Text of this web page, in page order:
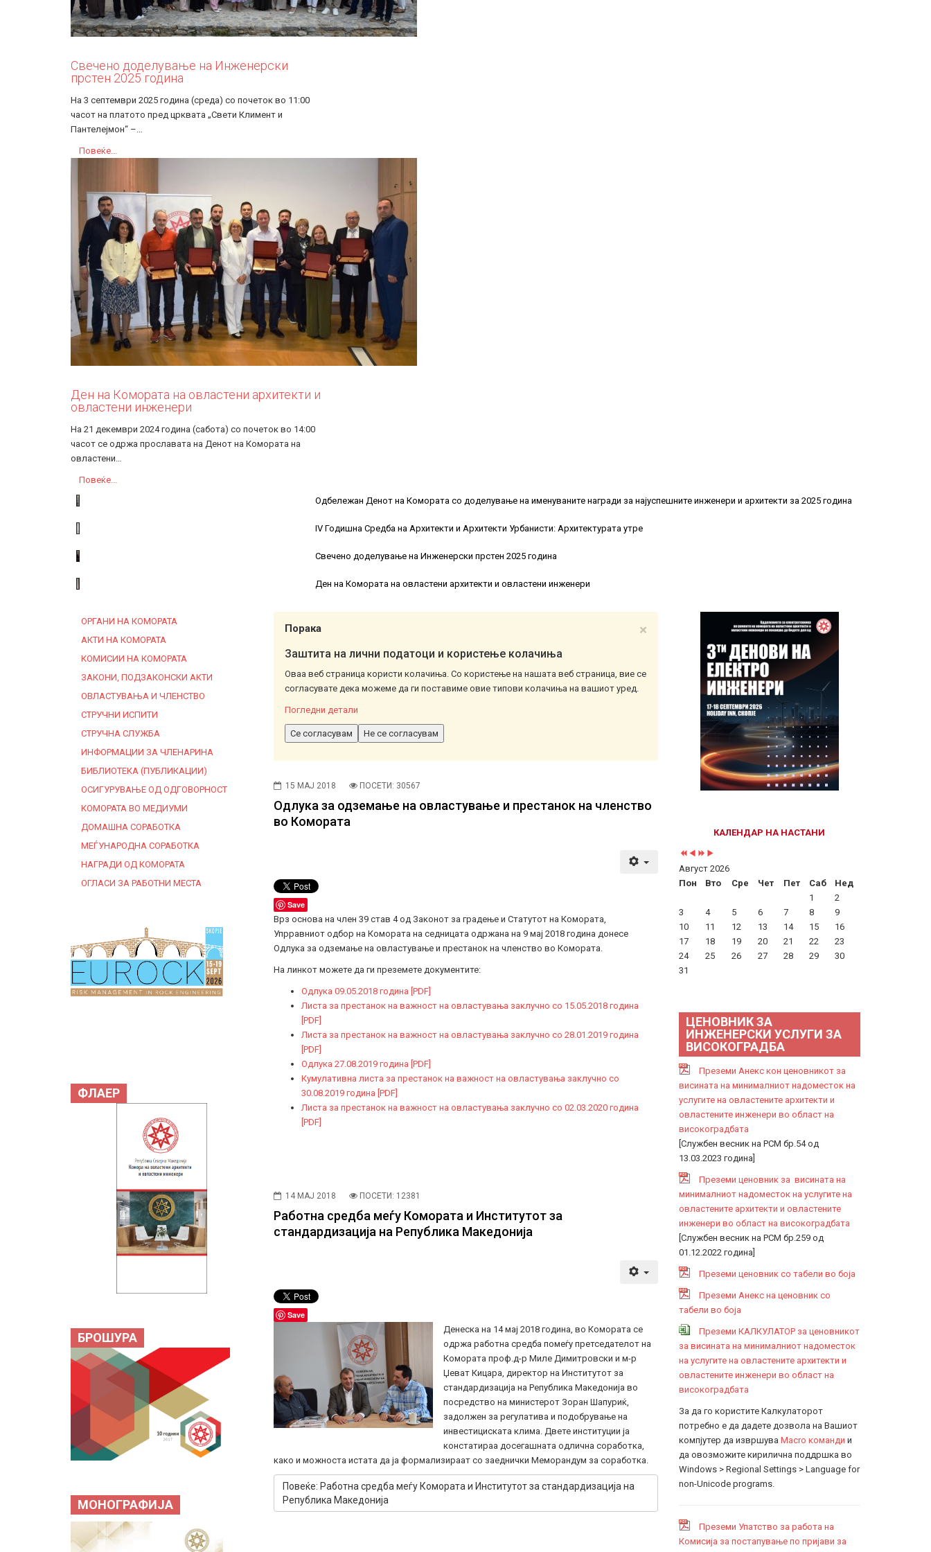
Свечено доделување на Инженерски
прстен 2025 година
На 3 септември 2025 година (среда) со почеток во 11:00
часот на платото пред црквата „Свети Климент и
Пантелејмон“ –…
Повеќе...
Ден на Комората на овластени архитекти и
овластени инженери
На 21 декември 2024 година (сабота) со почеток во 14:00
часот се одржа прославата на Денот на Комората на
овластени…
Повеќе...
Одбележан Денот на Комората со доделување на именуваните награди за најуспешните инженери и архитекти за 2025 година
IV Годишна Средба на Архитекти и Архитекти Урбанисти: Архитектурата утре
Свечено доделување на Инженерски прстен 2025 година
Ден на Комората на овластени архитекти и овластени инженери
ОРГАНИ НА КОМОРАТА
АКТИ НА КОМОРАТА
КОМИСИИ НА КОМОРАТА
ЗАКОНИ, ПОДЗАКОНСКИ АКТИ
ОВЛАСТУВАЊА И ЧЛЕНСТВО
СТРУЧНИ ИСПИТИ
СТРУЧНА СЛУЖБА
ИНФОРМАЦИИ ЗА ЧЛЕНАРИНА
БИБЛИОТЕКА (ПУБЛИКАЦИИ)
ОСИГУРУВАЊЕ ОД ОДГОВОРНОСТ
КОМОРАТА ВО МЕДИУМИ
ДОМАШНА СОРАБОТКА
МЕЃУНАРОДНА СОРАБОТКА
НАГРАДИ ОД КОМОРАТА
ОГЛАСИ ЗА РАБОТНИ МЕСТА
ФЛАЕР
БРОШУРА
МОНОГРАФИЈА
×
Порака
Заштита на лични податоци и користење колачиња
Оваа веб страница користи колачиња. Со користење на нашата веб страница, вие се
согласувате дека можеме да ги поставиме овие типови колачиња на вашиот уред.
Погледни детали
Се согласувам Не се согласувам
15 МАЈ 2018 ПОСЕТИ: 30567
Одлука за одземање на овластување и престанок на членство
во Комората
Save
Врз основа на член 39 став 4 од Законот за градење и Статутот на Комората,
Упрравниот одбор на Комората на седницата одржана на 9 мај 2018 година донесе
Одлука за одземање на овластување и престанок на членство во Комората.
На линкот можете да ги преземете документите:
Одлука 09.05.2018 година [PDF]
Листа за престанок на важност на овластувања заклучно со 15.05.2018 година
[PDF]
Листа за престанок на важност на овластувања заклучно со 28.01.2019 година
[PDF]
Одлука 27.08.2019 година [PDF]
Кумулативна листа за престанок на важност на овластувања заклучно со
30.08.2019 година [PDF]
Листа за престанок на важност на овластувања заклучно со 02.03.2020 година
[PDF]
14 МАЈ 2018 ПОСЕТИ: 12381
Работна средба меѓу Комората и Институтот за
стандардизација на Република Македонија
Save
Денеска на 14 мај 2018 година, во Комората се
одржа работна средба помеѓу претседателот на
Комората проф.д-р Миле Димитровски и м-р
Џеват Кицара, директор на Институтот за
стандардизација на Република Македонија во
посредство на министерот Зоран Шапуриќ,
задолжен за регулатива и подобрување на
инвестициската клима. Двете институции ја
констатираа досегашната одлична соработка,
како и можноста истата да ја формализираат со заеднички Меморандум за соработка.
Повеќе: Работна средба меѓу Комората и Институтот за стандардизација на
Република Македонија
КАЛЕНДАР НА НАСТАНИ
Previous
Previous
Next
Next
Month
Август 2026
Пон
Вто Сре Чет Пет Саб
Нед
1
2
3
4 5 6 7 8
9
10
11 12 13 14 15
16
17
18 19 20 21 22
23
24
25 26 27 28 29
30
31
ЦЕНОВНИК ЗА
ИНЖЕНЕРСКИ УСЛУГИ ЗА
ВИСОКОГРАДБА
Преземи Анекс кон ценовникот за
висината на минималниот надоместок на
услугите на овластените архитекти и
овластените инженери во област на
високоградбата
[Службен весник на РСМ бр.54 од
13.03.2023 година]
Преземи ценовник за висината на
минималниот надоместок на услугите на
овластените архитекти и овластените
инженери во област на високоградбата
[Службен весник на РСМ бр.259 од
01.12.2022 година]
Преземи ценовник со табели во боја
Преземи Анекс на ценовник со
табели во боја
Преземи КАЛКУЛАТОР за ценовникот
за висината на минималниот надоместок
на услугите на овластените архитекти и
овластените инженери во област на
високоградбата
За да го користите Калкулаторот
потребно е да дадете дозвола на Вашиот
компјутер да извршува Macro команди и
да овозможите кирилична поддршка во
Windows > Regional Settings > Language for
non-Unicode programs.
Преземи Упатство за работа на
Комисија за постапување по пријави за